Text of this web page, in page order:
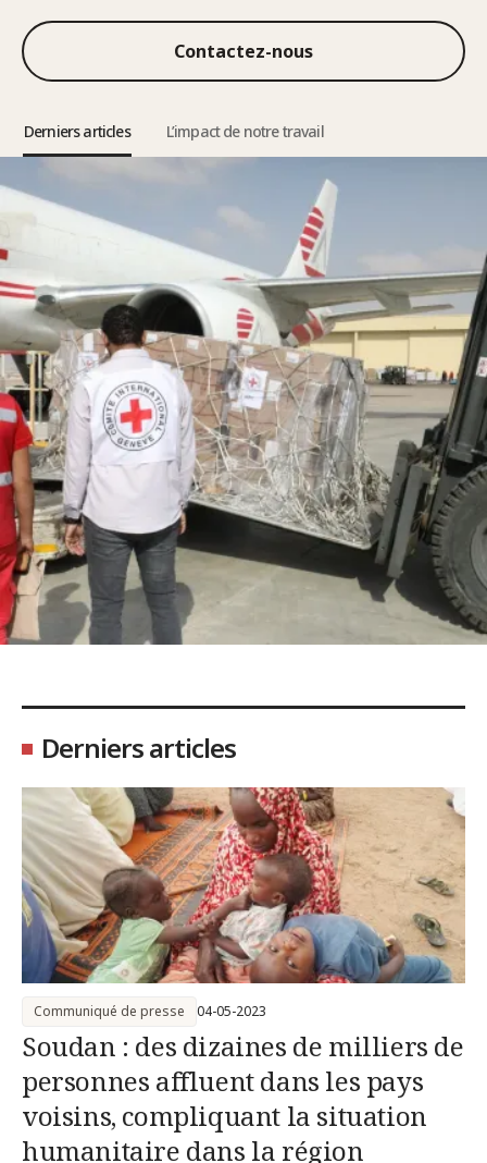
Contactez-nous
Derniers articles L’impact de notre travail
Derniers articles
Soudan : des dizaines de milliers de
personnes affluent dans les pays
voisins, compliquant la situation
humanitaire dans la région
Communiqué de presse 04-05-2023